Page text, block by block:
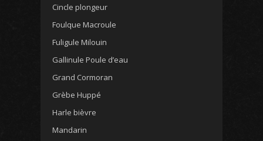
Cincle plongeur
Foulque Macroule
Fuligule Milouin
Gallinule Poule d’eau
Grand Cormoran
Grèbe Huppé
Harle bièvre
Mandarin